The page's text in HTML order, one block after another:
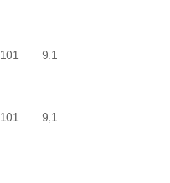
101 9,1
101 9,1